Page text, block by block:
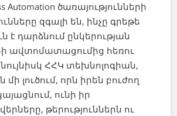
Automation ծառայությունների
զգալի են, ինչը գրեթե
է դարձնում ընկերության
ավտոմատացումից հեռու
ՀՀԿ տեխնոլոգիան,
լուծում, որն իրեն բուժող
ունի իր
թերություններն ու